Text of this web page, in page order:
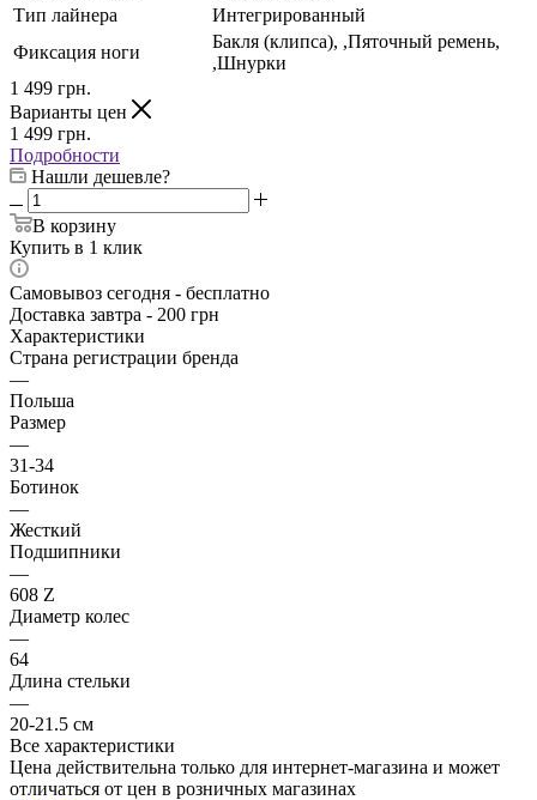
Тип лайнера
Интегрированный
Фиксация ноги
Бакля (клипса), ,Пяточный ремень,
,Шнурки
1 499 грн.
Варианты цен
1 499 грн.
Подробности
Нашли дешевле?
В корзину
Купить в 1 клик
Самовывоз сегодня - бесплатно
Доставка завтра - 200 грн
Характеристики
Страна регистрации бренда
—
Польша
Размер
—
31-34
Ботинок
—
Жесткий
Подшипники
—
608 Z
Диаметр колес
—
64
Длина стельки
—
20-21.5 см
Все характеристики
Цена действительна только для интернет-магазина и может
отличаться от цен в розничных магазинах